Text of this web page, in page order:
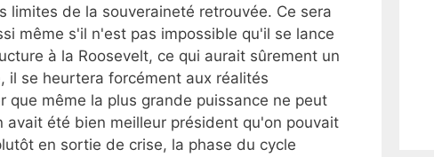
limites de la souveraineté retrouvée. Ce sera
même s'il n'est pas impossible qu'il se lance
à la Roosevelt, ce qui aurait sûrement un
il se heurtera forcément aux réalités
que même la plus grande puissance ne peut
avait été bien meilleur président qu'on pouvait
en sortie de crise, la phase du cycle